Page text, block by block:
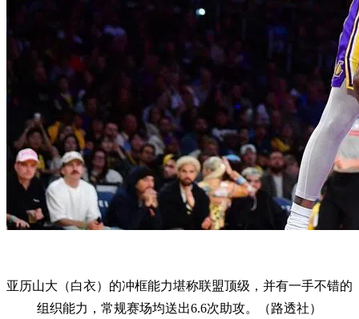
亚历山大（白衣）的冲框能力堪称联盟顶级，并有一手不错的
组织能力，常规赛场均送出6.6次助攻。（路透社）